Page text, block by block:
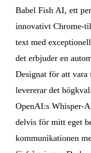
Babel Fish AI, ett
innovativt Chrome-
text med
det erbjuder en
Designat för att
levererar det
OpenAI:s Whisper-
delvis för mitt eget
kommunikationen